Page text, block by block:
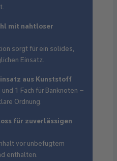
mit nahtloser
sorgt für ein solides,
Einsatz.
aus Kunststoff
1 Fach für Banknoten –
Ordnung.
für zuverlässigen
vor unbefugtem
enthalten.